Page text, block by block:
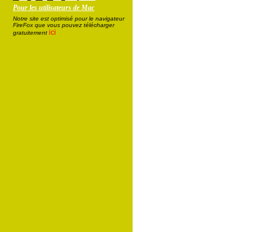
Pour les utilisateurs de Mac
Notre site est optimisé pour le navigateur
FireFox que vous pouvez télécharger
gratuitement ici